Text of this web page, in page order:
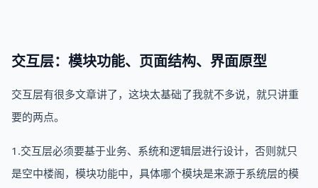
交互层：模块功能、页面结构、界面原型
交互层有很多文章讲了，这块太基础了我就不多说，就只讲重
要的两点。
1.交互层必须要基于业务、系统和逻辑层进行设计，否则就只
是空中楼阁，模块功能中，具体哪个模块是来源于系统层的模